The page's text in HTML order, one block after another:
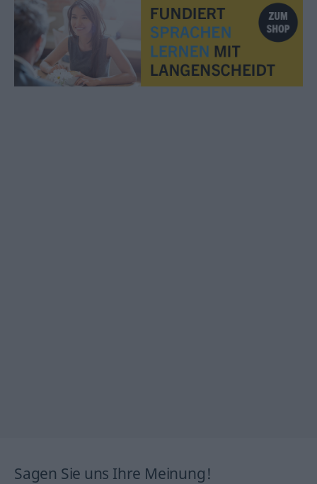
Sagen Sie uns Ihre Meinung!